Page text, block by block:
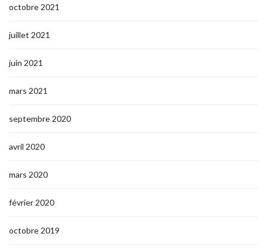
octobre 2021
juillet 2021
juin 2021
mars 2021
septembre 2020
avril 2020
mars 2020
février 2020
octobre 2019